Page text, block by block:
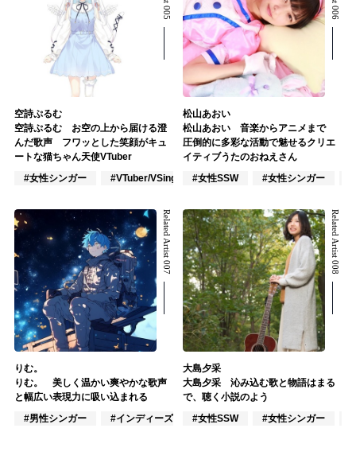
空詩ぷるむ
空詩ぷるむ お空の上から届ける澄
んだ歌声 フワッとした笑顔がキュ
ートな猫ちゃん天使VTuber
#女性シンガー
#VTuber/VSinger #ポップス
松山あおい
松山あおい 音楽からアニメまで
圧倒的に多彩な活動で魅せるクリエ
イティブうたのおねえさん
#女性SSW
#女性シンガー
Related Artist 007
りむ。
りむ。 美しく温かい爽やかな歌声
と幅広い表現力に吸い込まれる
#男性シンガー
#インディーズ #VTuber/VSinger
Related Artist 008
大島夕采
大島夕采 沁み込む歌と物語はまる
で、聴く小説のよう
#女性SSW
#女性シンガー